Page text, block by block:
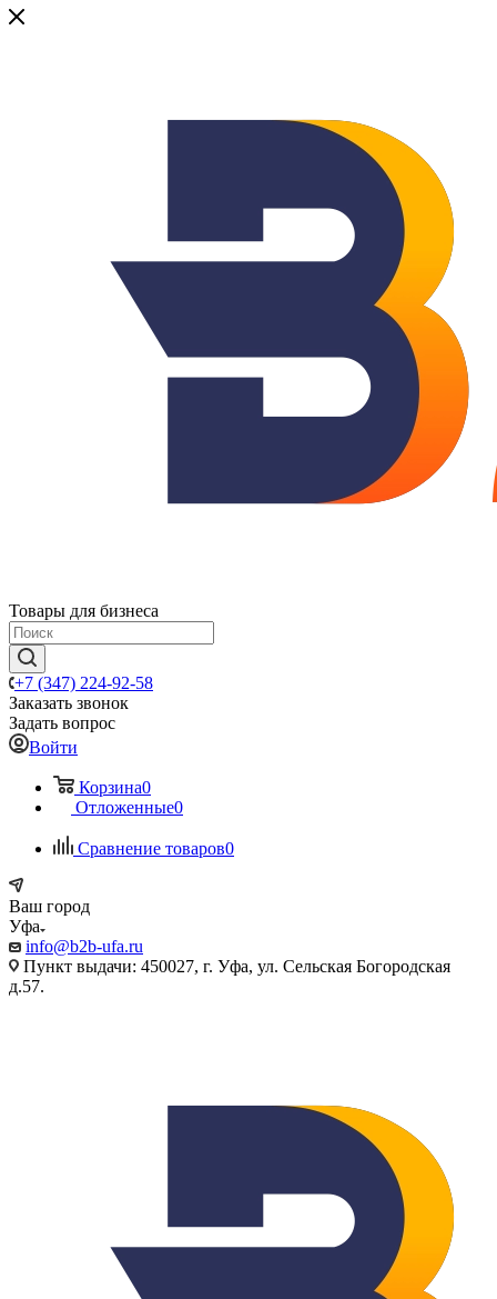
Товары для бизнеса
+7 (347) 224-92-58
Заказать звонок
Задать вопрос
Войти
Корзина0
Отложенные0
Сравнение товаров0
Ваш город
Уфа
info@b2b-ufa.ru
Пункт выдачи: 450027, г. Уфа, ул. Сельская Богородская
д.57.